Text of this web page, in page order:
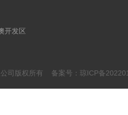
开发区
公司版权所有 备案号：琼ICP备